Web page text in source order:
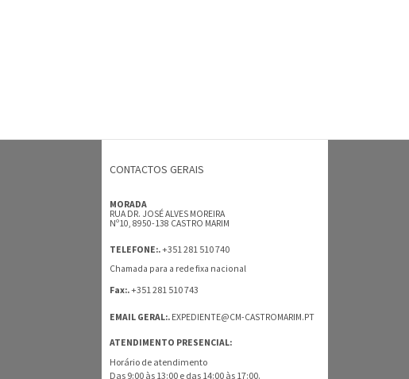
CONTACTOS GERAIS
MORADA
RUA DR. JOSÉ ALVES MOREIRA
Nº10, 8950-138 CASTRO MARIM
TELEFONE:.+351 281 510 740
Chamada para a rede fixa nacional
Fax:.+351 281 510 743
EMAIL GERAL:. EXPEDIENTE@CM-CASTROMARIM.PT
ATENDIMENTO PRESENCIAL:
Horário de atendimento
Das 9:00 às 13:00 e das 14:00 às 17:00.